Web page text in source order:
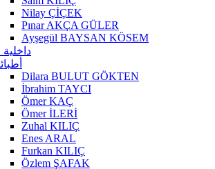
Nilay ÇİÇEK
Pınar AKÇA GÜLER
Ayşegül BAYSAN KÖSEM
داخلية
Dilara BULUT GÖKTEN
İbrahim TAYCI
Ömer KAÇ
Ömer İLERİ
Zuhal KILIÇ
Enes ARAL
Furkan KILIÇ
Özlem ŞAFAK